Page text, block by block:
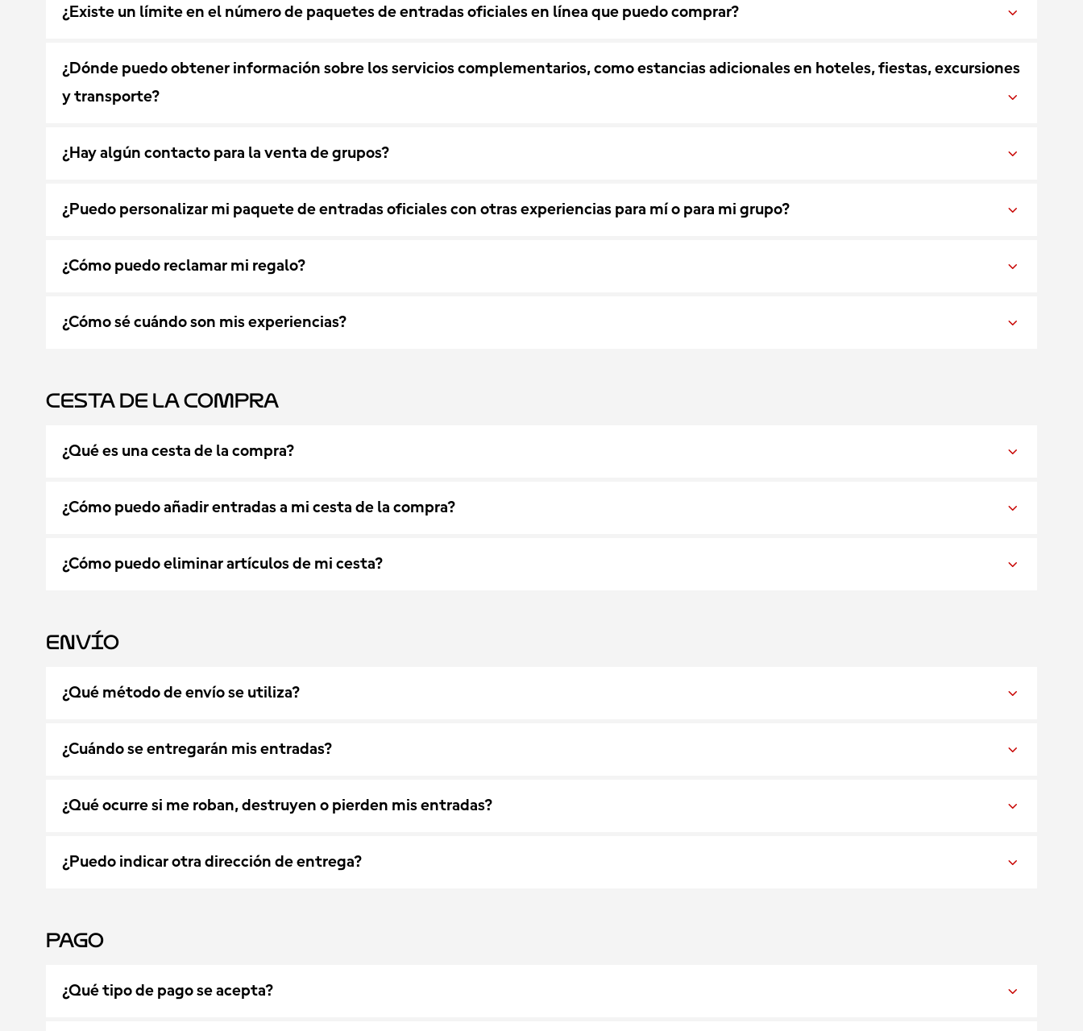
¿Existe un límite en el número de paquetes de entradas oficiales en línea que puedo comprar?
¿Dónde puedo obtener información sobre los servicios complementarios, como estancias adicionales en hoteles, fiestas, excursiones
y transporte?
¿Hay algún contacto para la venta de grupos?
¿Puedo personalizar mi paquete de entradas oficiales con otras experiencias para mí o para mi grupo?
¿Cómo puedo reclamar mi regalo?
¿Cómo sé cuándo son mis experiencias?
Cesta de la Compra
¿Qué es una cesta de la compra?
¿Cómo puedo añadir entradas a mi cesta de la compra?
¿Cómo puedo eliminar artículos de mi cesta?
Envío
¿Qué método de envío se utiliza?
¿Cuándo se entregarán mis entradas?
¿Qué ocurre si me roban, destruyen o pierden mis entradas?
¿Puedo indicar otra dirección de entrega?
Pago
¿Qué tipo de pago se acepta?